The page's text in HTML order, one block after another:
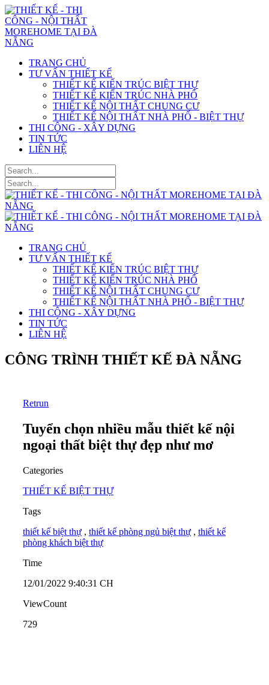
TRANG CHỦ
TƯ VẤN THIẾT KẾ
THIẾT KẾ KIẾN TRÚC BIỆT THỰ
THIẾT KẾ KIẾN TRÚC NHÀ PHỐ
THIẾT KẾ NỘI THẤT CHUNG CƯ
THIẾT KẾ NỘI THẤT NHÀ PHỐ - BIỆT THỰ
THI CÔNG - XÂY DỰNG
TIN TỨC
LIÊN HỆ
TRANG CHỦ
TƯ VẤN THIẾT KẾ
THIẾT KẾ KIẾN TRÚC BIỆT THỰ
THIẾT KẾ KIẾN TRÚC NHÀ PHỐ
THIẾT KẾ NỘI THẤT CHUNG CƯ
THIẾT KẾ NỘI THẤT NHÀ PHỐ - BIỆT THỰ
THI CÔNG - XÂY DỰNG
TIN TỨC
LIÊN HỆ
CÔNG TRÌNH THIẾT KẾ ĐÀ NẴNG
Retrun
Tuyển chọn nhiều mẫu thiết kế nội
ngoại thất biệt thự đẹp như mơ
Categories
THIẾT KẾ BIỆT THỰ
Tags
thiết kế biệt thự , thiết kế phòng ngủ biệt thự , thiết kế
phòng khách biệt thự
Time
12/01/2022 9:40:31 CH
ViewCount
729